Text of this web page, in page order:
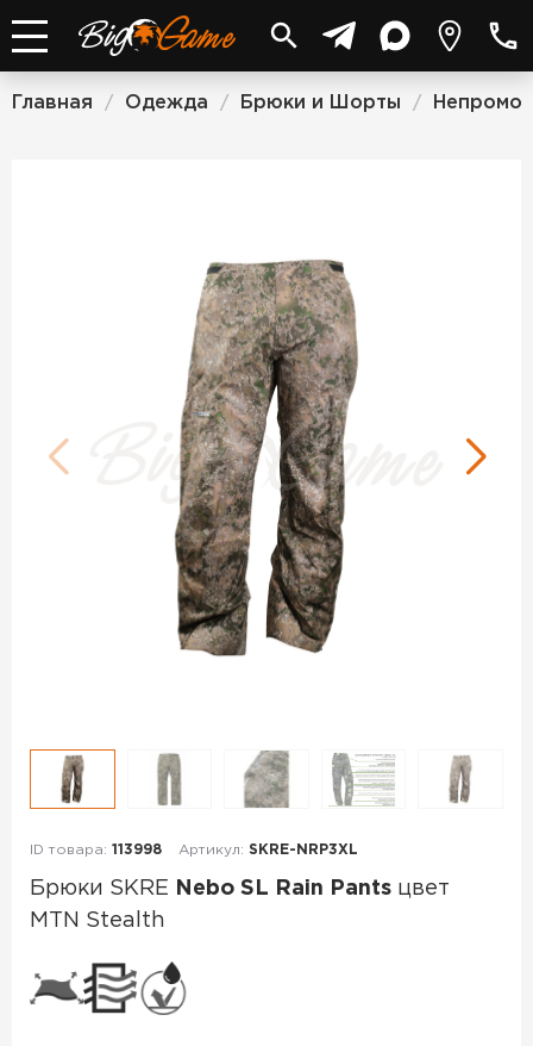
Главная / Одежда / Брюки и Шорты /
ID товара: 113998 Артикул: SKRE-NRP3XL
Брюки SKRE Nebo SL Rain Pants цвет
MTN Stealth
Брюки
SKRE